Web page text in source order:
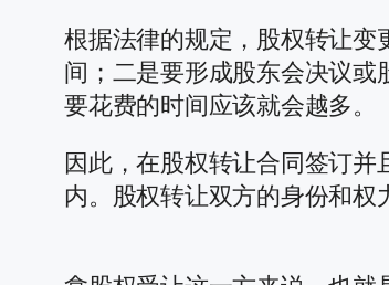
根据法律的规定，股权转让变
间；二是要形成股东会决议
要花费的时间应该就会越多。
因此，在股权转让合同签订
内。股权转让双方的身份和